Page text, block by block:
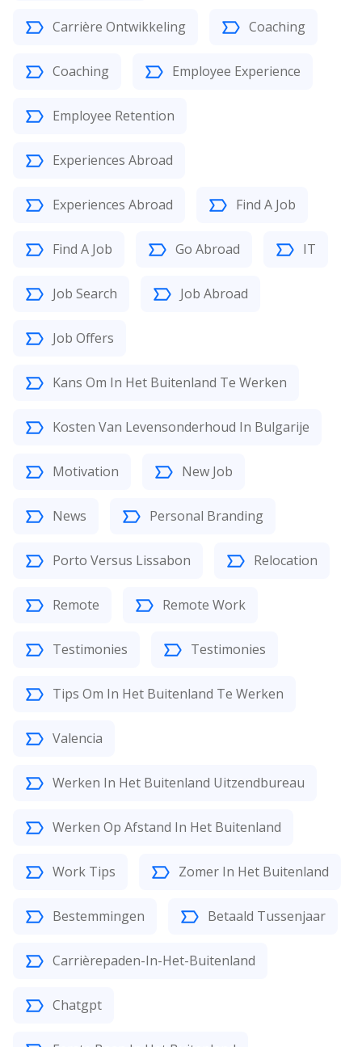
Carrière Ontwikkeling Coaching
Coaching Employee Experience
Employee Retention
Experiences Abroad
Experiences Abroad Find A Job
Find A Job Go Abroad IT
Job Search Job Abroad
Job Offers
Kans Om In Het Buitenland Te Werken
Kosten Van Levensonderhoud In Bulgarije
Motivation New Job
News Personal Branding
Porto Versus Lissabon Relocation
Remote Remote Work
Testimonies Testimonies
Tips Om In Het Buitenland Te Werken
Valencia
Werken In Het Buitenland Uitzendbureau
Werken Op Afstand In Het Buitenland
Work Tips Zomer In Het Buitenland
Bestemmingen Betaald Tussenjaar
Carrièrepaden-In-Het-Buitenland
Chatgpt